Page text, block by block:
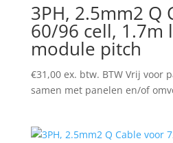
3PH, 2.5mm2 Q
60/96 cell, 1.7m
module pitch
€31,00 ex. btw. BTW Vrij voor
samen met panelen en/of